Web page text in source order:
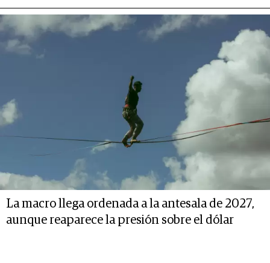
La macro llega ordenada a la antesala de 2027,
aunque reaparece la presión sobre el dólar